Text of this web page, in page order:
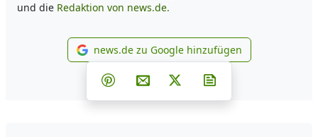
und die Redaktion von news.de.
news.de zu Google
news.de zu Google hinzufügen
Teilen auf Facebook
Teilen auf Whatsapp
Teilen auf Telegram
Teilen auf Pinterest
Per E-Mail teilen
Post auf X